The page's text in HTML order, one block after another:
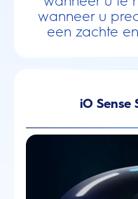
wanneer u
een zachte
iO Sense